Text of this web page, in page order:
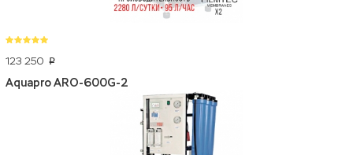
123 250 p
Aquapro ARO-600G-2